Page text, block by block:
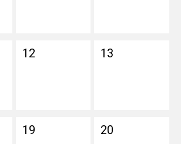
12 13
19 20